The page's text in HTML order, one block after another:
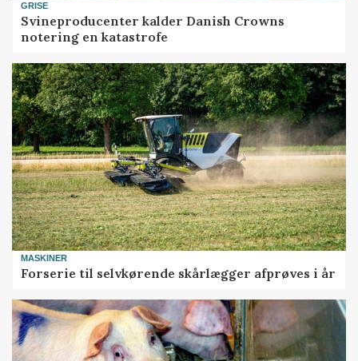
GRISE
Svineproducenter kalder Danish Crowns
notering en katastrofe
MASKINER
Forserie til selvkørende skårlægger afprøves i år